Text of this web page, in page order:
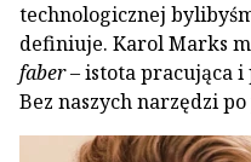
technologicznej
definiuje. Karol Marks
faber– istota pracująca i
Bez naszych narzędzi